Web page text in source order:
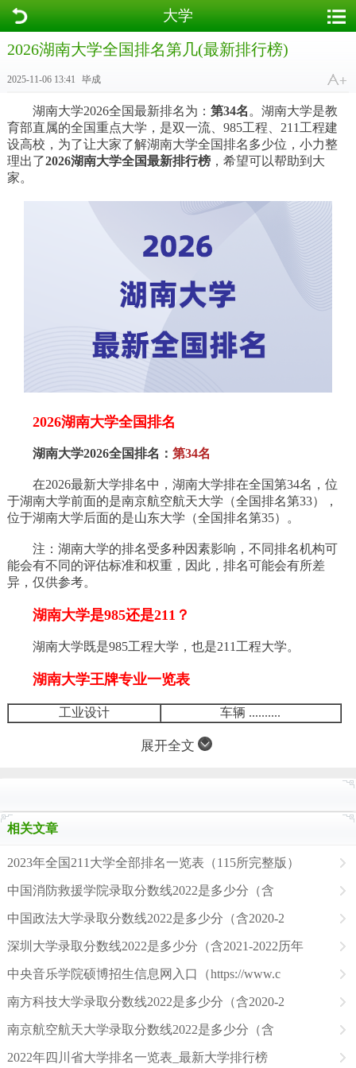
大学
2026湖南大学全国排名第几(最新排行榜)
2025-11-06 13:41 毕成
湖南大学2026全国最新排名为： 第34名 。湖南大学是教
育部直属的全国重点大学，是双一流、985工程、211工程建
设高校，为了让大家了解湖南大学全国排名多少位，小力整
理出了2026湖南大学全国最新排行榜，希望可以帮助到大
家。
2026湖南大学全国排名
湖南大学2026全国排名： 第34名
在2026最新大学排名中，湖南大学排在全国第34名，位
于湖南大学前面的是南京航空航天大学（全国排名第33），
位于湖南大学后面的是山东大学（全国排名第35）。
注：湖南大学的排名受多种因素影响，不同排名机构可
能会有不同的评估标准和权重，因此，排名可能会有所差
异，仅供参考。
湖南大学是985还是211？
湖南大学既是985工程大学，也是211工程大学‌。
湖南大学王牌专业一览表
工业设计 车辆 ..........
展开全文
相关文章
2023年全国211大学全部排名一览表（115所完整版）
中国消防救援学院录取分数线2022是多少分（含
中国政法大学录取分数线2022是多少分（含2020-2
深圳大学录取分数线2022是多少分（含2021-2022历年
中央音乐学院硕博招生信息网入口（https://www.c
南方科技大学录取分数线2022是多少分（含2020-2
南京航空航天大学录取分数线2022是多少分（含
2022年四川省大学排名一览表_最新大学排行榜